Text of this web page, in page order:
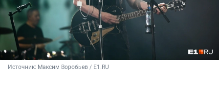
Источник: Максим Воробьев / E1.RU